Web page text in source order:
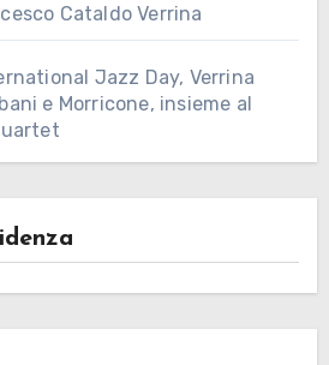
Cataldo Verrina
Jazz Day, Verrina
e Morricone, insieme al